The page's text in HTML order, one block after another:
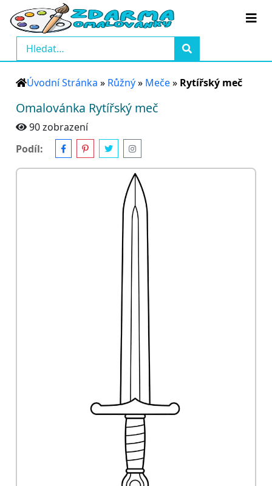
Úvodní Stránka » Růžný» Meče» Rytířský meč
Omalovánka Rytířský meč
90 zobrazení
Podíl: